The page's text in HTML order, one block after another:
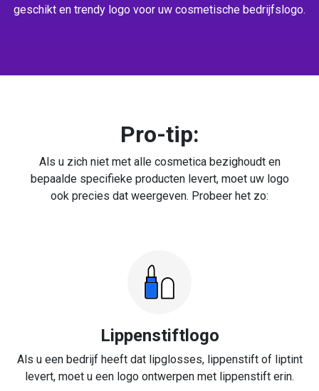
geschikt en trendy logo voor uw cosmetische bedrijfslogo.
Pro-tip:
Als u zich niet met alle cosmetica bezighoudt en
bepaalde specifieke producten levert, moet uw logo
ook precies dat weergeven. Probeer het zo:
Lippenstiftlogo
Als u een bedrijf heeft dat lipglosses, lippenstift of liptint
levert, moet u een logo ontwerpen met lippenstift erin.